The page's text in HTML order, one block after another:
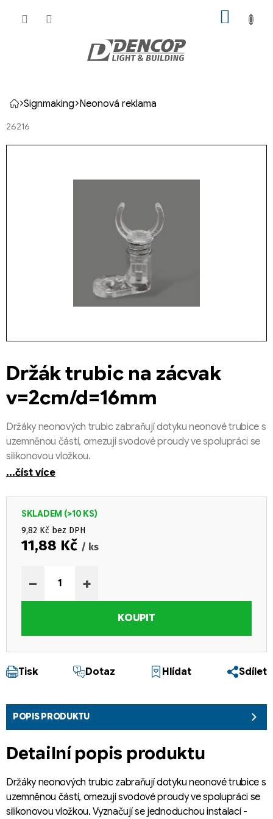
Domů
Signmaking Neonová reklama
26216
Držák trubic na zácvak
v=2cm/d=16mm
SKLADEM (>10 KS)
11,88 Kč / ks
9,82 Kč bez DPH
+
−
KOUPIT
Držáky neonových trubic zabraňují dotyku neonové trubice s
uzemněnou částí, omezují svodové proudy ve spolupráci se
silikonovou vložkou.
...číst více
Tisk Dotaz Hlídat Sdílet
POPIS PRODUKTU
Detailní popis produktu
Držáky neonových trubic zabraňují dotyku neonové trubice s
uzemněnou částí, omezují svodové proudy ve spolupráci se
silikonovou vložkou. Vyznačují se jednoduchou instalací -